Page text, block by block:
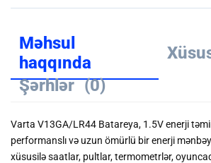
Məhsul
haqqında
Şərhlər (0)
Varta V13GA/LR44 Batareya, 1.5V enerji
performanslı və uzun ömürlü bir enerji
xüsusilə saatlar, pultlar, termometrlər,